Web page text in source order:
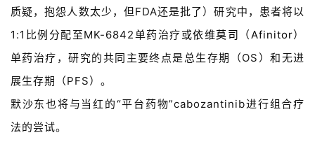
质疑，抱怨人数太少，但FDA还是批了）研究中，患者将以
1:1比例分配至MK-6842单药治疗或依维莫司 （Afinitor）
单药治疗，研究的共同主要终点是总生存期（OS）和无进
展生存期（PFS）。
默沙东也将与当红的“平台药物”cabozantinib进行组合疗
法的尝试。